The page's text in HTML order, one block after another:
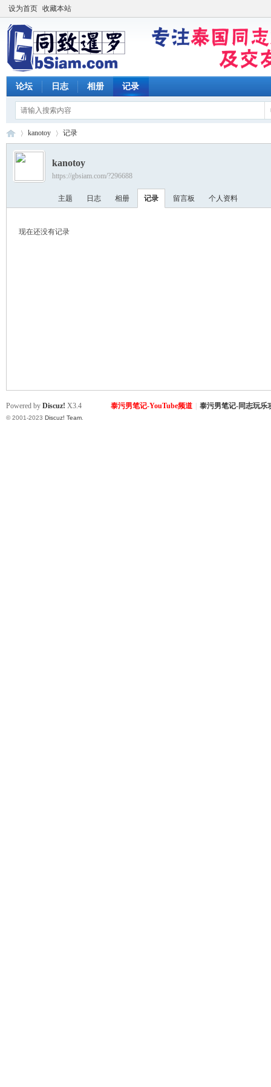
设为首页 收藏本站
论坛 日志 相册 记录
›
kanotoy 记录
kanotoy
https://gbsiam.com/?296688
主题 日志 相册 记录 留言板 个人资料
现在还没有记录
泰污男笔记-YouTube频道 泰污男笔记-同志玩乐
Powered by Discuz! X3.4
© 2001-2023 Discuz! Team.